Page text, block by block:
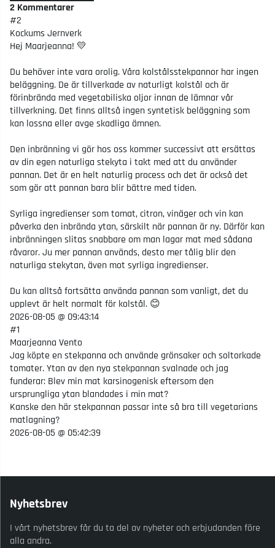
2 Kommentarer
#2
Kockums Jernverk
Hej Maarjeanna! 💛
Du behöver inte vara orolig. Våra kolstålsstekpannor har ingen
beläggning. De är tillverkade av naturligt kolstål och är
förinbrända med vegetabiliska oljor innan de lämnar vår
tillverkning. Det finns alltså ingen syntetisk beläggning som
kan lossna eller avge skadliga ämnen.
Den inbränning vi gör hos oss kommer successivt att ersättas
av din egen naturliga stekyta i takt med att du använder
pannan. Det är en helt naturlig process och det är också det
som gör att pannan bara blir bättre med tiden.
Syrliga ingredienser som tomat, citron, vinäger och vin kan
påverka den inbrända ytan, särskilt när pannan är ny. Därför kan
inbränningen slitas snabbare om man lagar mat med sådana
råvaror. Ju mer pannan används, desto mer tålig blir den
naturliga stekytan, även mot syrliga ingredienser.
Du kan alltså fortsätta använda pannan som vanligt, det du
upplevt är helt normalt för kolstål. 😊
2026-08-05 @ 09:43:14
#1
Maarjeanna Vento
Jag köpte en stekpanna och använde grönsaker och soltorkade
tomater. Ytan av den nya stekpannan svalnade och jag
funderar: Blev min mat karsinogenisk eftersom den
ursprungliga ytan blandades i min mat?
Kanske den här stekpannan passar inte så bra till vegetarians
matlagning?
2026-08-05 @ 05:42:39
Nyhetsbrev
I vårt nyhetsbrev får du ta del av nyheter och erbjudanden före
alla andra.